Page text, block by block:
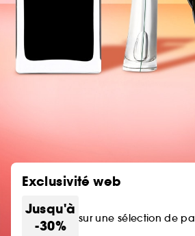
Exclusivité web
Jusqu'à
-30%
sur une sélection de